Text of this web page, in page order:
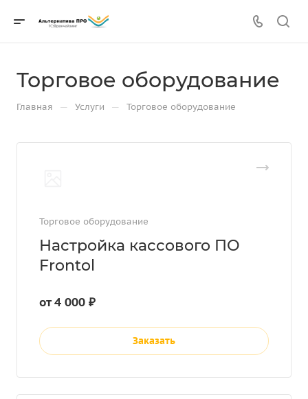
Торговое оборудование
Главная — Услуги — Торговое оборудование
Торговое оборудование
Настройка кассового ПО
Frontol
от 4 000 ₽
Заказать